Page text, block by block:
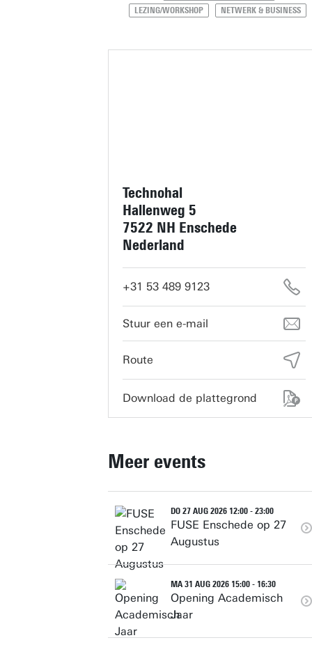
LEZING/WORKSHOP
NETWERK & BUSINESS
Technohal
Hallenweg 5
7522 NH Enschede
Nederland
+31 53 489 9123
servicedesk-technohal@utwente.nl
Route
Download de plattegrond
Meer events
DO 27 AUG 2026 12:00 - 23:00
FUSE Enschede op 27
Augustus
MA 31 AUG 2026 15:00 - 16:30
Opening Academisch
Jaar